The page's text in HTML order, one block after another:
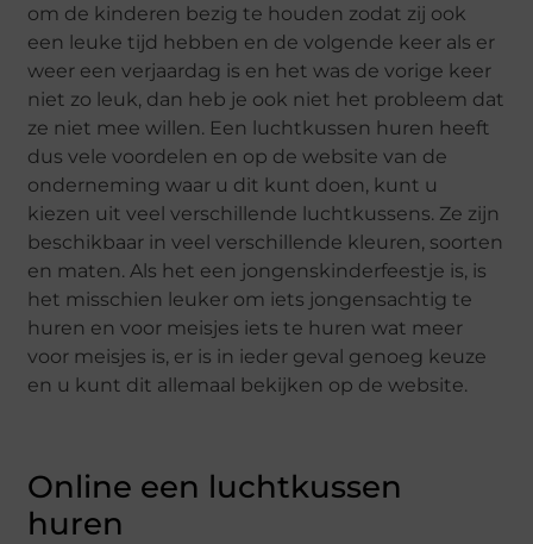
om de kinderen bezig te houden zodat zij ook
een leuke tijd hebben en de volgende keer als er
weer een verjaardag is en het was de vorige keer
niet zo leuk, dan heb je ook niet het probleem dat
ze niet mee willen. Een luchtkussen huren heeft
dus vele voordelen en op de website van de
onderneming waar u dit kunt doen, kunt u
kiezen uit veel verschillende luchtkussens. Ze zijn
beschikbaar in veel verschillende kleuren, soorten
en maten. Als het een jongenskinderfeestje is, is
het misschien leuker om iets jongensachtig te
huren en voor meisjes iets te huren wat meer
voor meisjes is, er is in ieder geval genoeg keuze
en u kunt dit allemaal bekijken op de website.
Online een luchtkussen
huren